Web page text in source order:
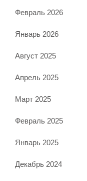
Февраль 2026
Январь 2026
Август 2025
Апрель 2025
Март 2025
Февраль 2025
Январь 2025
Декабрь 2024